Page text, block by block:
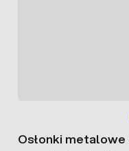
Osłonki